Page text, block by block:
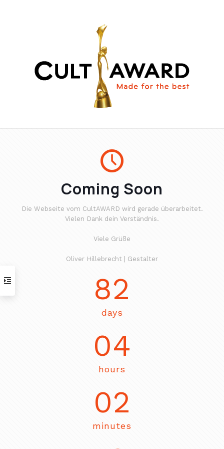
Coming Soon
Die Webseite vom CultAWARD wird gerade überarbeitet.
Vielen Dank dein Verständnis.
Viele Grüße
Oliver Hillebrecht | Gestalter
82
days
04
hours
02
minutes